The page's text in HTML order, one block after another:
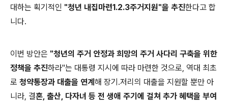
대하는 획기적인 "청년 내집마련1.2.3주거지원"을 추진한다고 합
니다.
이번 방안은 "청년의 주거 안정과 희망의 주거 사다리 구축을 위한
정책을 추진하라"는 대통령 지시에 따라 마련한 것으로, 역대 최초
로 청약통장과 대출을 연계 해 장기.저리의 대출을 지원할 뿐만 아
니라, 결혼, 출산, 다자녀 등 전 생애 주기에 걸쳐 추가 혜택을 부여